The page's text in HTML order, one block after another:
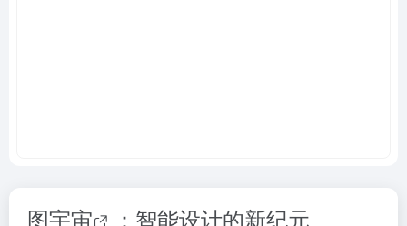
图宇宙 ：智能设计的新纪元